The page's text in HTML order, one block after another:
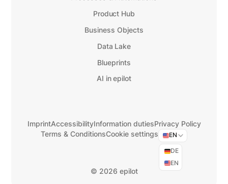
Product Hub
Business Objects
Data Lake
Blueprints
AI in epilot
© 2026 epilot
ImprintAccessibilityInformation dutiesPrivacy Policy
Terms & ConditionsCookie settings EN
DE
EN